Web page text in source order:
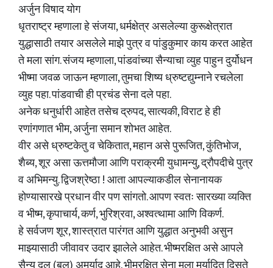
अर्जुन विषाद योग
धृतराष्ट्र म्हणाला हे संजया, धर्मक्षेत्र असलेल्या कुरूक्षेत्रात
युद्धासाठी तयार असलेले माझे पुत्र व पांडुकुमार काय करत आहेत
ते मला सांग. संजय म्हणाला, पांडवांच्या सैन्याचा व्युह पाहुन दुर्योधन
भीष्मा जवळ जाऊन म्हणाला, तुमचा शिष्य ध्रुष्टद्युम्नाने रचलेला
व्युह पहा. पांडवाची ही प्रचंड सेना दले पहा.
अनेक धनुर्धारी आहेत तसेच द्रुपद, सात्यकी, विराट हे ही
रणांगणात भीम, अर्जुना समान शोभत आहेत.
वीर असे ध्रुष्टकेतु व चेकितात, महान असे पुरूजित, कुंतिभोज,
शैब्य, शूर असा ऊत्तमौजा आणि पराक्रमी युधामन्यु, द्रौपदीचे पुत्र
व अभिमन्यु. द्विजश्रेष्ठा ! आता आपल्याकडील सेनानायक
होण्यासारखे प्रधान वीर पण सांगतो. आपण स्वतः सारख्या व्यक्ति
व भीष्म, कृपाचार्य, कर्ण, भुरिश्रवा, अश्वत्थामा आणि विकर्ण.
हे सर्वजण शूर, शास्त्रात पारंगत आणि युद्धात अनुभवी असुन
माझ्यासाठी जीवावर उदार झालेले आहेत. भीष्मरक्षित असे आपले